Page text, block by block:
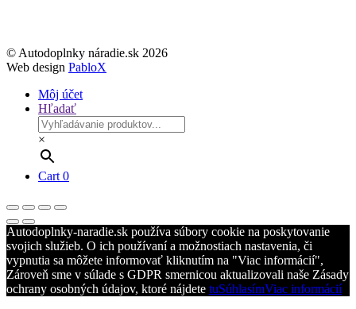
© Autodoplnky náradie.sk 2026
Web design PabloX
Môj účet
Hľadať
×
Cart 0
Autodoplnky-naradie.sk používa súbory cookie na poskytovanie
svojich služieb. O ich používaní a možnostiach nastavenia, či
vypnutia sa môžete informovať kliknutím na "Viac informácií",
Zároveň sme v súlade s GDPR smernicou aktualizovali naše Zásady
ochrany osobných údajov, ktoré nájdete tuSúhlasímViac informácií